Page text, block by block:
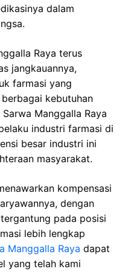
dalam
Raya terus
jangkauannya,
farmasi yang
kebutuhan
Manggalla Raya
industri farmasi di
besar industri ini
masyarakat.
kompensasi
dengan
pada posisi
lebih lengkap
Manggalla Raya dapat
yang telah kami